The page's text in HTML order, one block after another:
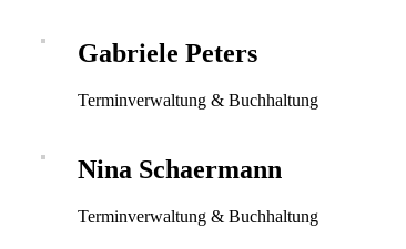
Gabriele Peters
Terminverwaltung & Buchhaltung
Nina Schaermann
Terminverwaltung & Buchhaltung